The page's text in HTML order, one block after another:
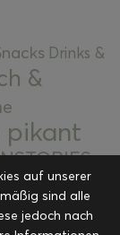
Drinks &
&
pikant
Kuchen und
&
auf unserer
sind alle
jedoch nach